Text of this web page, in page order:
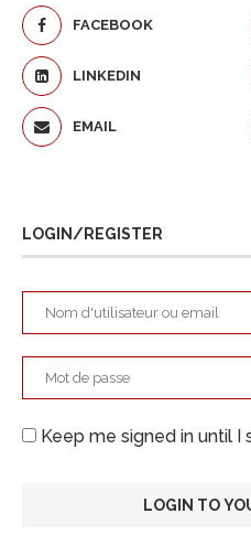
FACEBOOK
LINKEDIN
EMAIL
LOGIN/REGISTER
Keep me signed in until I